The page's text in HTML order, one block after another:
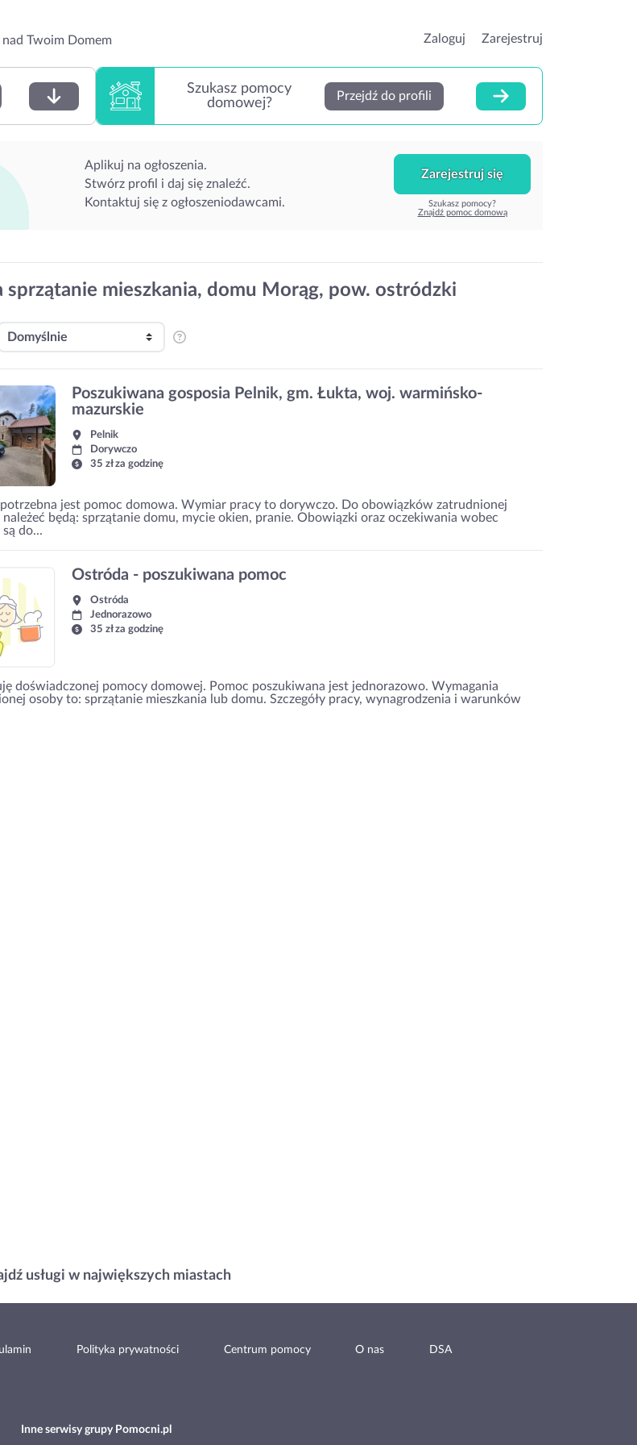
Twoim Domem Zaloguj Zarejestruj
Szukasz pomocy
domowej?
Przejdź do profili
Aplikuj na ogłoszenia.
Stwórz profil i daj się znaleźć.
Kontaktuj się z ogłoszeniodawcami.
Zarejestruj się
Szukasz pomocy?
Znajdź pomoc domową
sprzątanie mieszkania, domu Morąg, pow. ostródzki
Poszukiwana gosposia Pelnik, gm. Łukta, woj. warmińsko-
mazurskie
Pelnik
Dorywczo
35 zł za godzinę
jest pomoc domowa. Wymiar pracy to dorywczo. Do obowiązków zatrudnionej
należeć będą: sprzątanie domu, mycie okien, pranie. Obowiązki oraz oczekiwania wobec
do...
Ostróda - poszukiwana pomoc
Ostróda
Jednorazowo
35 zł za godzinę
doświadczonej pomocy domowej. Pomoc poszukiwana jest jednorazowo. Wymagania
osoby to: sprzątanie mieszkania lub domu. Szczegóły pracy, wynagrodzenia i warunków
usługi w największych miastach
Polityka prywatności Centrum pomocy O nas DSA
Inne serwisy grupy Pomocni.pl